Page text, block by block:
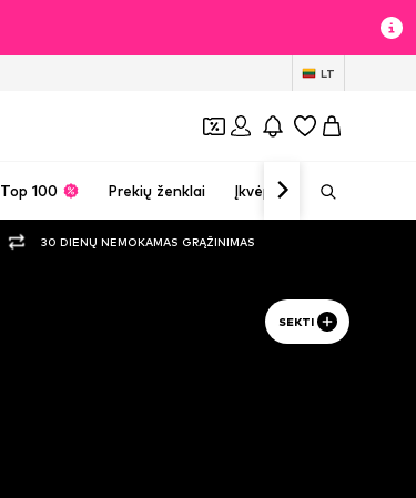
LT
Top 100 Prekių ženklai Įkvėpimas
30 DIENŲ NEMOKAMAS GRĄŽINIMAS
SEKTI